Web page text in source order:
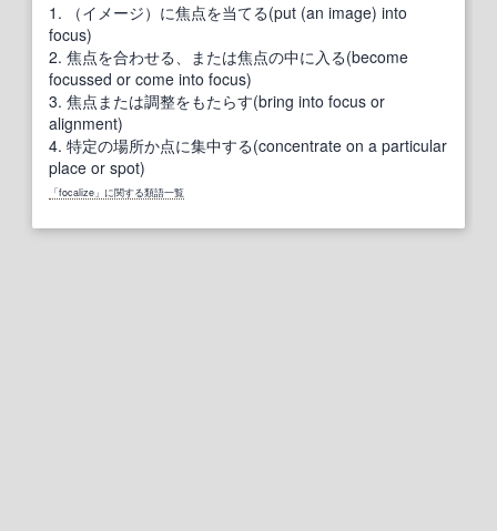
1. （イメージ）に焦点を当てる(put (an image) into
focus)
2. 焦点を合わせる、または焦点の中に入る(become
focussed or come into focus)
3. 焦点または調整をもたらす(bring into focus or
alignment)
4. 特定の場所か点に集中する(concentrate on a particular
place or spot)
「focalize」に関する類語一覧